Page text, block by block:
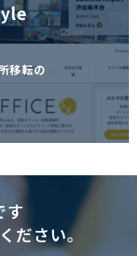
移転の
す
ださい。